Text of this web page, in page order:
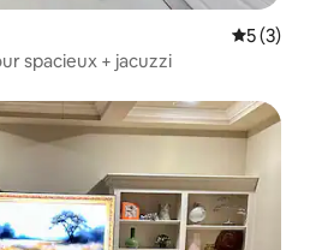
5 (3)
spacieux + jacuzzi